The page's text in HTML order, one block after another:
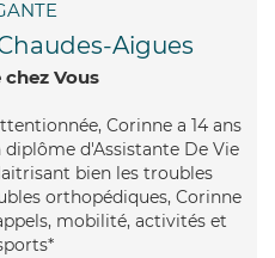
Aigues
Vous
Corinne a 14 ans
d'Assistante De Vie
bien les troubles
orthopédiques, Corinne
mobilité, activités et